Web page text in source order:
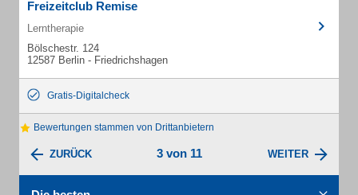
Freizeitclub Remise
Lerntherapie
Bölschestr. 124
12587 Berlin - Friedrichshagen
Gratis-Digitalcheck
Bewertungen stammen von Drittanbietern
ZURÜCK 3 von 11 WEITER